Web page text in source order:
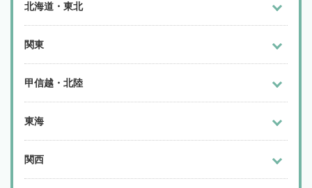
北海道・東北
関東
甲信越・北陸
東海
関西